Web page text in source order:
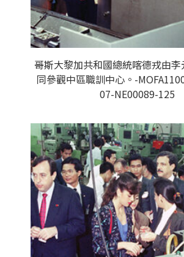
哥斯大黎加共和國總統喀德戎由
同參觀中區職訓中心。-
07-NE00089-125